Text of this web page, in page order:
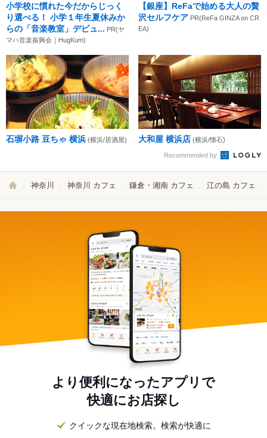
小学校に慣れた今だからじっく
り選べる！ 小学１年生夏休みか
らの「音楽教室」デビュ... PR(ヤ
マハ音楽振興会｜HugKum)
【銀座】ReFaで始める大人の贅
沢セルフケア PR(ReFa GINZA on CR
EA)
石塀小路 豆ちゃ 横浜 (横浜/居酒屋) 大和屋 横浜店 (横浜/懐石)
Recommended by
神奈川 神奈川 カフェ 鎌倉・湘南 カフェ 江の島 カフェ
より便利になったアプリで
快適にお店探し
クイックな現在地検索。検索が快適に